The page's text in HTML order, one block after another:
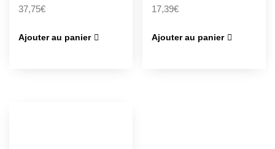
37,75€
Ajouter au panier
17,39€
Ajouter au panier